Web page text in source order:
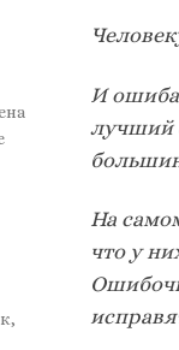
И
лучший
На
что у